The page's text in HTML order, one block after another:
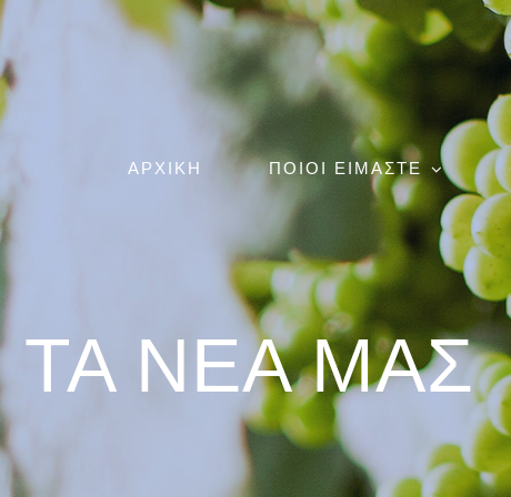
ΑΡΧΙΚΗ ΠΟΙΟΙ ΕΙΜΑΣΤΕ
ΤΑ ΝΕΑ ΜΑΣ